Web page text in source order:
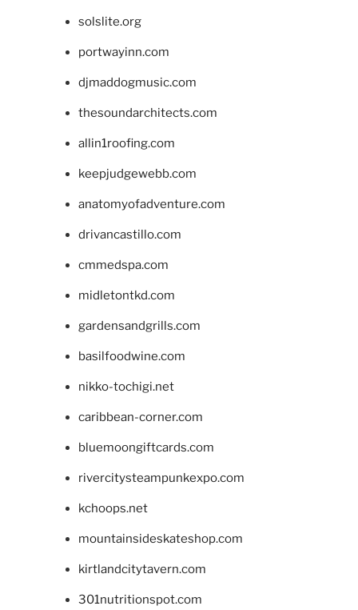
solslite.org
portwayinn.com
djmaddogmusic.com
thesoundarchitects.com
allin1roofing.com
keepjudgewebb.com
anatomyofadventure.com
drivancastillo.com
cmmedspa.com
midletontkd.com
gardensandgrills.com
basilfoodwine.com
nikko-tochigi.net
caribbean-corner.com
bluemoongiftcards.com
rivercitysteampunkexpo.com
kchoops.net
mountainsideskateshop.com
kirtlandcitytavern.com
301nutritionspot.com